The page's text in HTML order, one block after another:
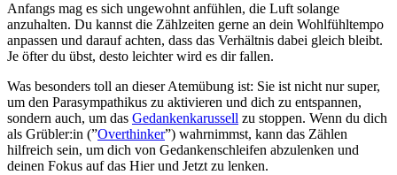
Anfangs mag es sich ungewohnt anfühlen, die Luft solange
anzuhalten. Du kannst die Zählzeiten gerne an dein Wohlfühltempo
anpassen und darauf achten, dass das Verhältnis dabei gleich bleibt.
Je öfter du übst, desto leichter wird es dir fallen.
Was besonders toll an dieser Atemübung ist: Sie ist nicht nur super,
um den Parasympathikus zu aktivieren und dich zu entspannen,
sondern auch, um das Gedankenkarussell zu stoppen. Wenn du dich
als Grübler:in (”Overthinker”) wahrnimmst, kann das Zählen
hilfreich sein, um dich von Gedankenschleifen abzulenken und
deinen Fokus auf das Hier und Jetzt zu lenken.